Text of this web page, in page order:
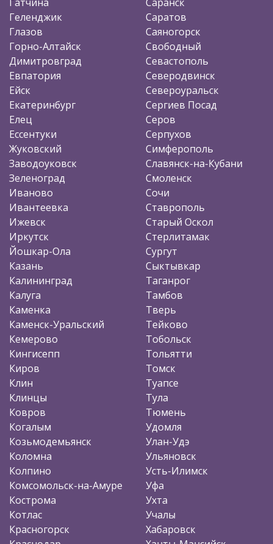
Геленджик
Глазов
Горно-Алтайск
Димитровград
Евпатория
Ейск
Екатеринбург
Елец
Ессентуки
Жуковский
Заводоуковск
Зеленоград
Иваново
Ивантеевка
Ижевск
Иркутск
Йошкар-Ола
Казань
Калининград
Калуга
Каменка
Каменск-Уральский
Кемерово
Кингисепп
Киров
Клин
Клинцы
Ковров
Когалым
Козьмодемьянск
Коломна
Колпино
Комсомольск-на-Амуре
Кострома
Котлас
Красногорск
Саратов
Саяногорск
Свободный
Севастополь
Северодвинск
Североуральск
Сергиев Посад
Серов
Серпухов
Симферополь
Славянск-на-Кубани
Смоленск
Сочи
Ставрополь
Старый Оскол
Стерлитамак
Сургут
Сыктывкар
Таганрог
Тамбов
Тверь
Тейково
Тобольск
Тольятти
Томск
Туапсе
Тула
Тюмень
Удомля
Улан-Удэ
Ульяновск
Усть-Илимск
Уфа
Ухта
Учалы
Хабаровск